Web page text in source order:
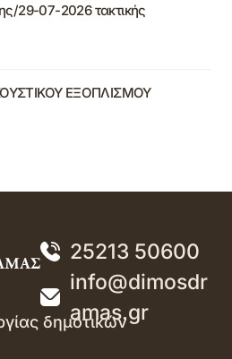
29-07-2026 τακτικής
ΕΞΟΠΛΙΣΜΟΥ
25213 50600
info@dimosdr
amas.gr
δημοτικών